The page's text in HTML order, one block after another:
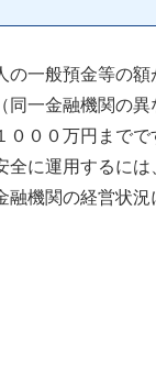
一般預金等の
同一金融機関の
００万円までで
に運用するに
機関の経営状